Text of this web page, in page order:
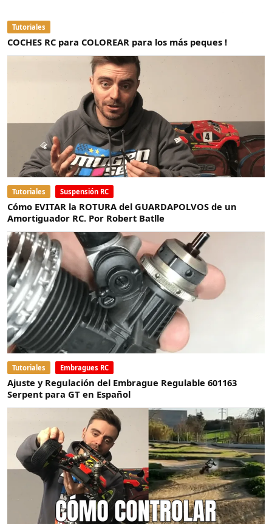
Tutoriales
COCHES RC para COLOREAR para los más peques !
Tutoriales Suspensión RC
Cómo EVITAR la ROTURA del GUARDAPOLVOS de un
Amortiguador RC. Por Robert Batlle
Tutoriales Embragues RC
Ajuste y Regulación del Embrague Regulable 601163
Serpent para GT en Español